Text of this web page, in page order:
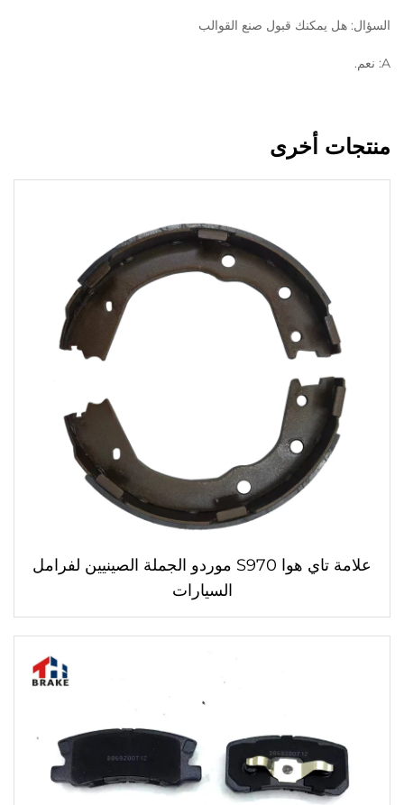
السؤال: هل يمكنك قبول صنع القوالب
A: نعم.
منتجات أخرى
علامة تاي هوا S970 موردو الجملة الصينيين لفرامل
السيارات